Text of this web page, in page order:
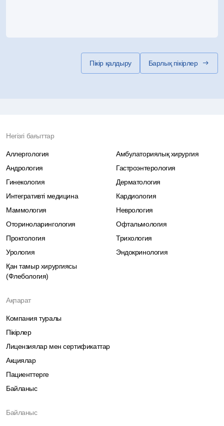
Пікір қалдыру Барлық пікірлер
Негізгі бағыттар
Аллергология
Амбулаториялық хирургия
Андрология
Гастроэнтерология
Гинекология
Дерматология
Интегративті медицина
Кардиология
Маммология
Неврология
Оториноларингология
Офтальмология
Проктология
Трихология
Урология
Эндокринология
Қан тамыр хирургиясы
(Флебология)
Ақпарат
Компания туралы
Пікірлер
Лицензиялар мен сертификаттар
Акциялар
Пациенттерге
Байланыс
Байланыс